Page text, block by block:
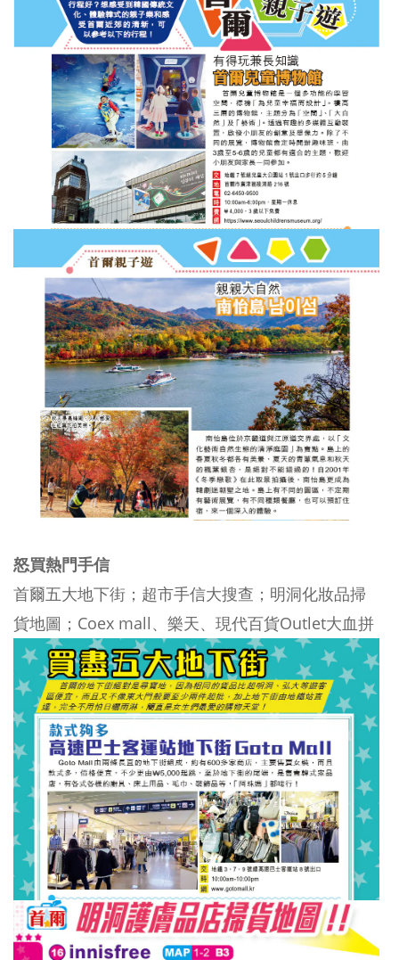
怒買熱門手信
首爾五大地下街；超市手信大搜查；明洞化妝品掃
貨地圖；Coex mall、樂天、現代百貨Outlet大血拼